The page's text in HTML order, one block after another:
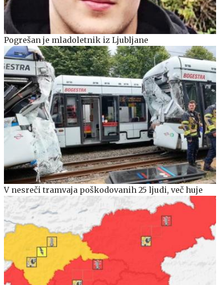
Pogrešan je mladoletnik iz Ljubljane
V nesreči tramvaja poškodovanih 25 ljudi, več huje